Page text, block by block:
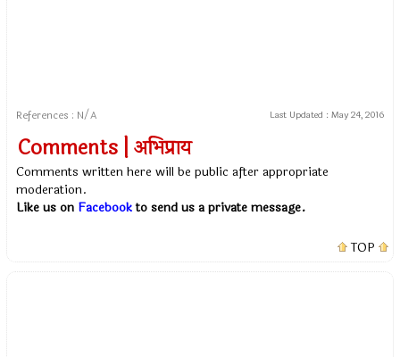
References : N/A Last Updated : May 24, 2016
Comments | अभिप्राय
Comments written here will be public after appropriate
moderation.
Like us on Facebookto send us a private message.
TOP